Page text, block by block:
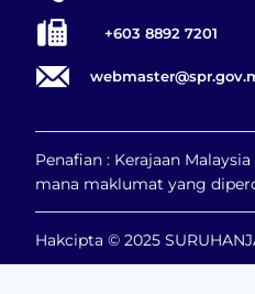
+603 8892 7201
Penafian : Kerajaan
mana maklumat yang
Hakcipta © 2025